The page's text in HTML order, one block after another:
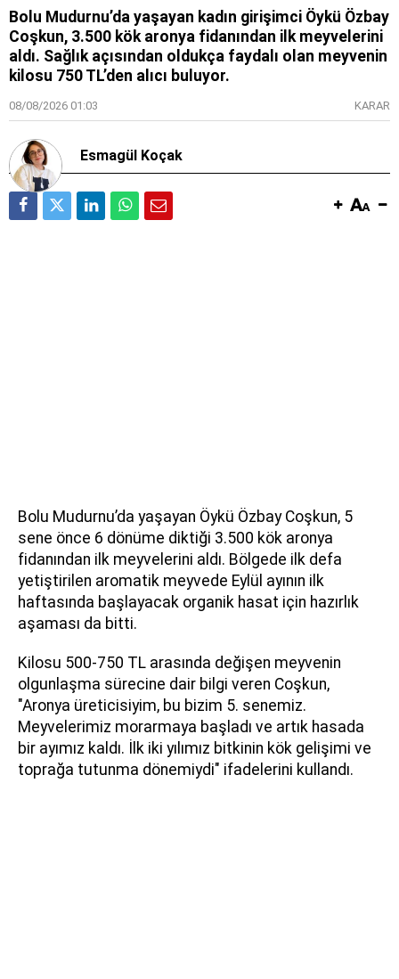
Bolu Mudurnu’da yaşayan kadın girişimci Öykü Özbay
Coşkun, 3.500 kök aronya fidanından ilk meyvelerini
aldı. Sağlık açısından oldukça faydalı olan meyvenin
kilosu 750 TL’den alıcı buluyor.
08/08/2026 01:03 KARAR
Esmagül Koçak
Bolu Mudurnu’da yaşayan Öykü Özbay Coşkun, 5
sene önce 6 dönüme diktiği 3.500 kök aronya
fidanından ilk meyvelerini aldı. Bölgede ilk defa
yetiştirilen aromatik meyvede Eylül ayının ilk
haftasında başlayacak organik hasat için hazırlık
aşaması da bitti.
Kilosu 500-750 TL arasında değişen meyvenin
olgunlaşma sürecine dair bilgi veren Coşkun,
"Aronya üreticisiyim, bu bizim 5. senemiz.
Meyvelerimiz morarmaya başladı ve artık hasada
bir ayımız kaldı. İlk iki yılımız bitkinin kök gelişimi ve
toprağa tutunma dönemiydi" ifadelerini kullandı.